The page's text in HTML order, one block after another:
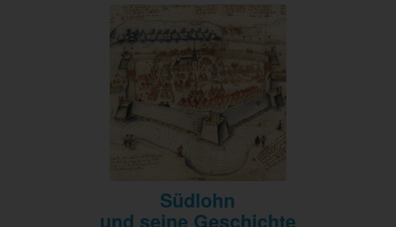
Südlohn
und seine Geschichte